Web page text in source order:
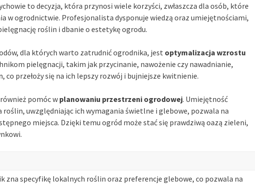
to decyzja, która przynosi wiele korzyści, zwłaszcza dla osób, które
w ogrodnictwie. Profesjonalista dysponuje wiedzą oraz umiejętnościami,
roślin i dbanie o estetykę ogrodu.
dla których warto zatrudnić ogrodnika, jest optymalizacja wzrostu
pielęgnacji, takim jak przycinanie, nawożenie czy nawadnianie,
co przełoży się na ich lepszy rozwój i bujniejsze kwitnienie.
pomóc w planowaniu przestrzeni ogrodowej. Umiejętność
uwzględniając ich wymagania świetlne i glebowe, pozwala na
miejsca. Dzięki temu ogród może stać się prawdziwą oazą zieleni,
zna specyfikę lokalnych roślin oraz preferencje glebowe, co pozwala na